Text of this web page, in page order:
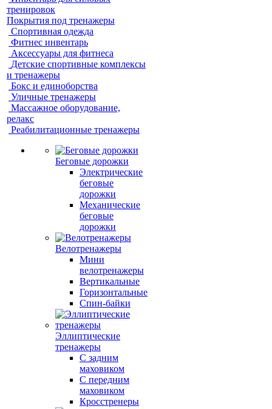
тренировок
Покрытия под тренажеры
Спортивная одежда
Фитнес инвентарь
Аксессуары для фитнеса
Детские спортивные комплексы
и тренажеры
Бокс и единоборства
Уличные тренажеры
Массажное оборудование,
релакс
Реабилитационные тренажеры
Беговые дорожки
Электрические
беговые
дорожки
Механические
беговые
дорожки
Велотренажеры
Мини
велотренажеры
Вертикальные
Горизонтальные
Спин-байки
Эллиптические
тренажеры
С задним
маховиком
С передним
маховиком
Кросстренеры